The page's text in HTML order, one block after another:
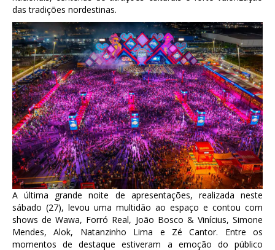
das tradições nordestinas.
A última grande noite de apresentações, realizada neste
sábado (27), levou uma multidão ao espaço e contou com
shows de Wawa, Forró Real, João Bosco & Vinícius, Simone
Mendes, Alok, Natanzinho Lima e Zé Cantor. Entre os
momentos de destaque estiveram a emoção do público